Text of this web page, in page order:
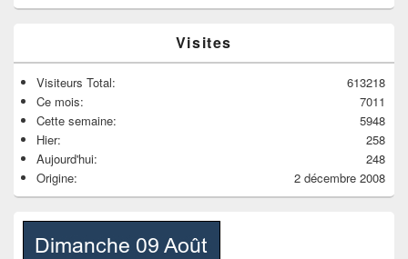
Visites
613218
Visiteurs Total:
7011
Ce mois:
5948
Cette semaine:
258
Hier:
248
Aujourd'hui:
2 décembre 2008
Origine: